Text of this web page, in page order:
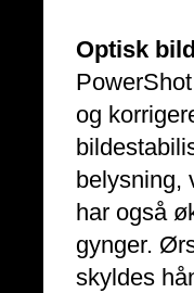
Optisk
og
belysning,
har også
gynger.
skyldes